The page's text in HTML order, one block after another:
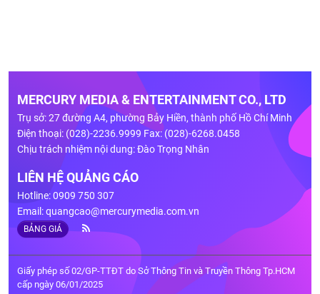
MERCURY MEDIA & ENTERTAINMENT CO., LTD
Trụ sở: 27 đường A4, phường Bảy Hiền, thành phố Hồ Chí Minh
Điện thoại: (028)-2236.9999 Fax: (028)-6268.0458
Chịu trách nhiệm nội dung: Đào Trọng Nhân
LIÊN HỆ QUẢNG CÁO
Hotline: 0909 750 307
Email:quangcao@mercurymedia.com.vn
BẢNG GIÁ
Giấy phép số 02/GP-TTĐT do Sở Thông Tin và Truyền Thông Tp.HCM
cấp ngày 06/01/2025